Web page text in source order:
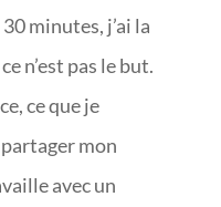
minutes, j’ai la
n’est pas le but.
ce que je
mon
avec un